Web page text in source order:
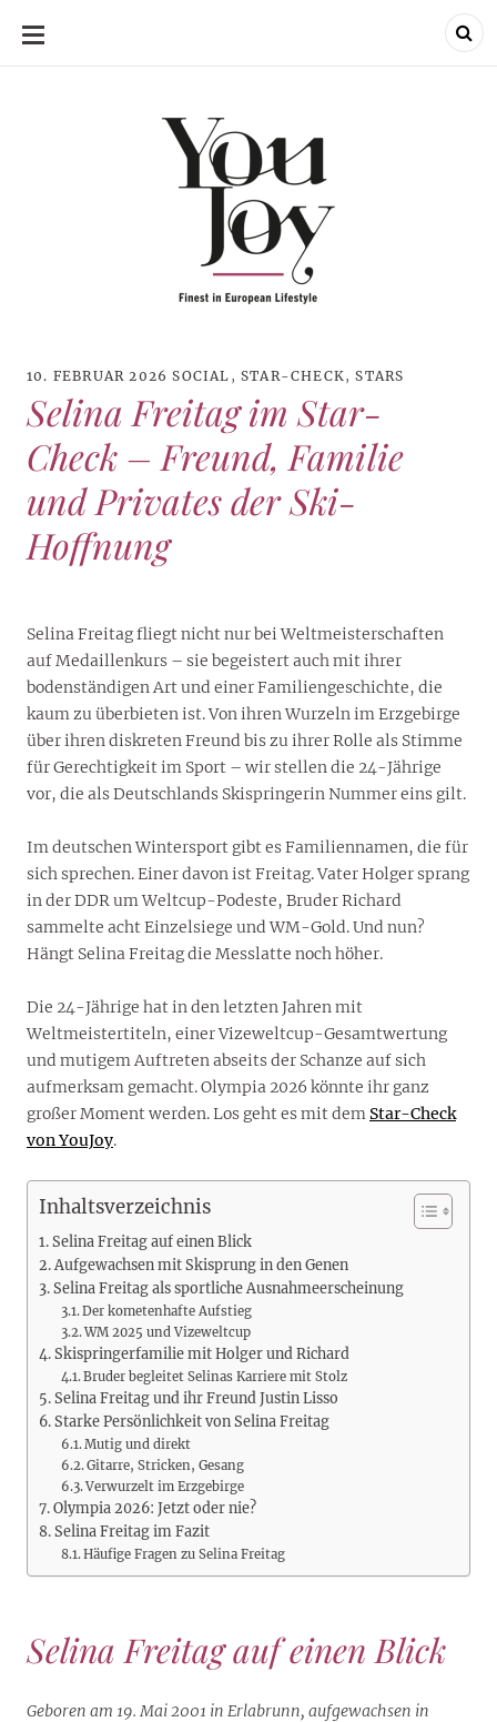
SKIP
10. FEBRUAR 2026 SOCIAL ,STAR-CHECK,STARS
Selina Freitag im Star-
Check – Freund, Familie
und Privates der Ski-
Hoffnung
Selina Freitag fliegt nicht nur bei Weltmeisterschaften
auf Medaillenkurs – sie begeistert auch mit ihrer
bodenständigen Art und einer Familiengeschichte, die
kaum zu überbieten ist. Von ihren Wurzeln im Erzgebirge
über ihren diskreten Freund bis zu ihrer Rolle als Stimme
für Gerechtigkeit im Sport – wir stellen die 24-Jährige
vor, die als Deutschlands Skispringerin Nummer eins gilt.
Im deutschen Wintersport gibt es Familiennamen, die für
sich sprechen. Einer davon ist Freitag. Vater Holger sprang
in der DDR um Weltcup-Podeste, Bruder Richard
sammelte acht Einzelsiege und WM-Gold. Und nun?
Hängt Selina Freitag die Messlatte noch höher.
Die 24-Jährige hat in den letzten Jahren mit
Weltmeistertiteln, einer Vizeweltcup-Gesamtwertung
und mutigem Auftreten abseits der Schanze auf sich
aufmerksam gemacht. Olympia 2026 könnte ihr ganz
großer Moment werden. Los geht es mit dem Star-Check
von YouJoy.
Inhaltsverzeichnis
Selina Freitag auf einen Blick
Aufgewachsen mit Skisprung in den Genen
Selina Freitag als sportliche Ausnahmeerscheinung
Der kometenhafte Aufstieg
WM 2025 und Vizeweltcup
Skispringerfamilie mit Holger und Richard
Bruder begleitet Selinas Karriere mit Stolz
Selina Freitag und ihr Freund Justin Lisso
Starke Persönlichkeit von Selina Freitag
Mutig und direkt
Gitarre, Stricken, Gesang
Verwurzelt im Erzgebirge
Olympia 2026: Jetzt oder nie?
Selina Freitag im Fazit
Häufige Fragen zu Selina Freitag
Selina Freitag auf einen Blick
Geboren am 19. Mai 2001 in Erlabrunn, aufgewachsen in